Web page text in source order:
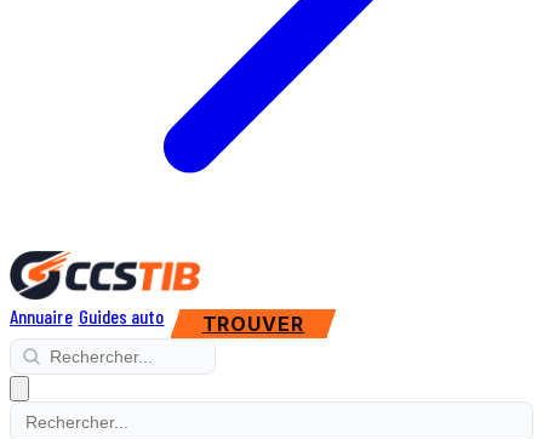
Annuaire Guides auto TROUVER